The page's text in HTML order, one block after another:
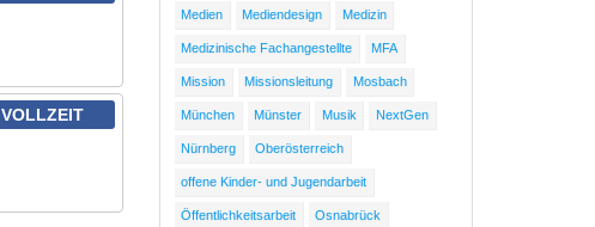
VOLLZEIT
Medien Mediendesign Medizin
Medizinische Fachangestellte MFA
Mission Missionsleitung Mosbach
München Münster Musik NextGen
Nürnberg Oberösterreich
offene Kinder- und Jugendarbeit
Öffentlichkeitsarbeit Osnabrück